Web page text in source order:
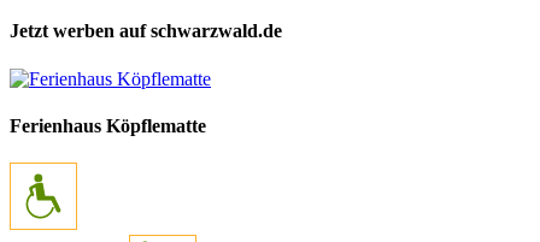
Jetzt werben auf schwarzwald.de
Ferienhaus Köpflematte